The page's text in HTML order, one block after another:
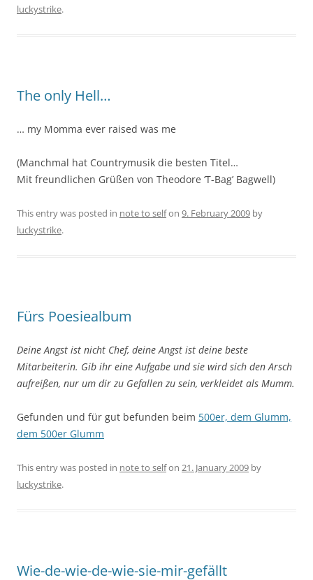
luckystrike.
The only Hell…
… my Momma ever raised was me
(Manchmal hat Countrymusik die besten Titel…
Mit freundlichen Grüßen von Theodore ‘T-Bag’ Bagwell)
This entry was posted in note to selfon 9. February 2009 by
luckystrike.
Fürs Poesiealbum
Deine Angst ist nicht Chef, deine Angst ist deine beste
Mitarbeiterin. Gib ihr eine Aufgabe und sie wird sich den Arsch
aufreißen, nur um dir zu Gefallen zu sein, verkleidet als Mumm.
Gefunden und für gut befunden beim 500er, dem Glumm,
dem 500er Glumm
This entry was posted in note to selfon 21. January 2009 by
luckystrike.
Wie-de-wie-de-wie-sie-mir-gefällt